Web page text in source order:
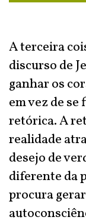
A terceira
discurso de
ganhar os
em vez de
retórica. A
realidade
desejo de
diferente da
procura